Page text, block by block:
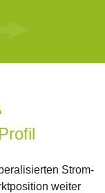
Strom-
weiter